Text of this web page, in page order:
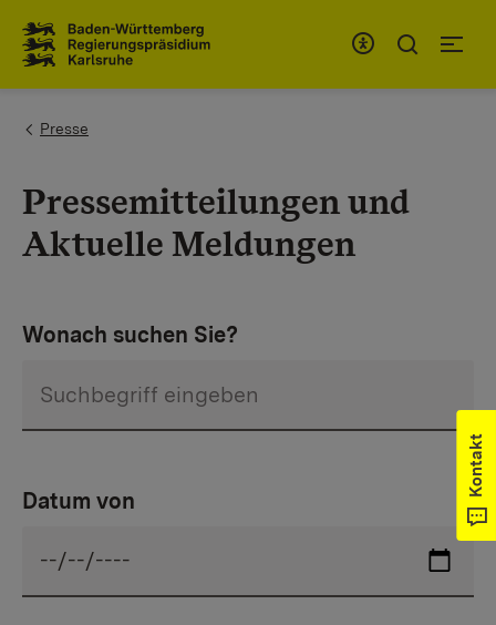
You are here:
Presse
Pressemitteilungen und
Aktuelle Meldungen
Wonach suchen Sie?
Datum von
Kontakt